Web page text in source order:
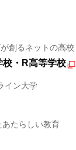
創るネットの高校
校・R高等学校
イン大学
たらしい教育